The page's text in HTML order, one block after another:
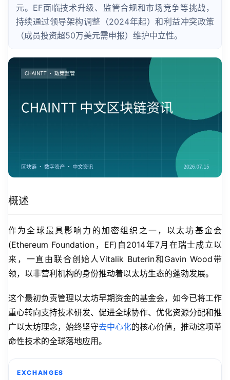
元。EF面临技术升级、监管合规和市场竞争等挑战，
持续通过领导架构调整（2024年起）和利益冲突政策
（成员投资超50万美元需申报）维护中立性。
概述
作为全球最具影响力的加密组织之一，以太坊基金会
(Ethereum Foundation，EF)自2014年7月在瑞士成立以
来，一直由联合创始人Vitalik Buterin和Gavin Wood带
领，以非营利机构的身份推动着以太坊生态的蓬勃发展。
这个最初负责管理以太坊早期资金的基金会，如今已将工作
重心转向支持技术研发、促进全球协作、优化资源分配和推
广以太坊理念，始终坚守去中心化的核心价值，推动这项革
命性技术的全球落地应用。
EXCHANGES